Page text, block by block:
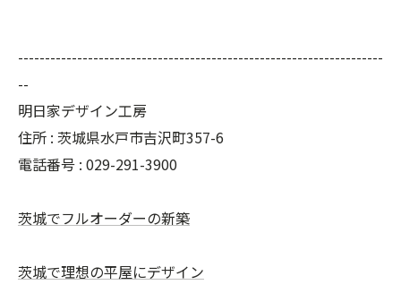
--------------------------------------------------------------------
--
明日家デザイン工房
住所 : 茨城県水戸市吉沢町357-6
電話番号 : 029-291-3900
茨城でフルオーダーの新築
茨城で理想の平屋にデザイン